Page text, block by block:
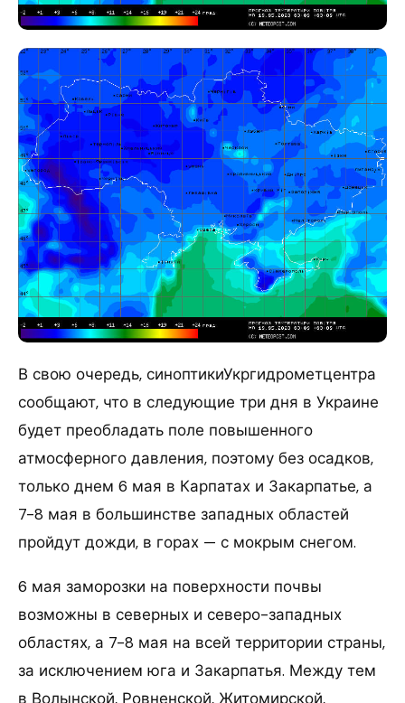
В свою очередь, синоптикиУкргидрометцентра
сообщают, что в следующие три дня в Украине
будет преобладать поле повышенного
атмосферного давления, поэтому без осадков,
только днем 6 мая в Карпатах и Закарпатье, а
7-8 мая в большинстве западных областей
пройдут дожди, в горах — с мокрым снегом.
6 мая заморозки на поверхности почвы
возможны в северных и северо-западных
областях, а 7-8 мая на всей территории страны,
за исключением юга и Закарпатья. Между тем
в Волынской, Ровненской, Житомирской,